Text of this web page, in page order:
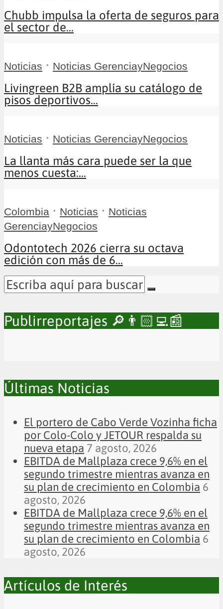
Chubb impulsa la oferta de seguros para
el sector de...
Noticias • Noticias GerenciayNegocios
Livingreen B2B amplía su catálogo de
pisos deportivos...
Noticias • Noticias GerenciayNegocios
La llanta más cara puede ser la que
menos cuesta:...
Colombia • Noticias • Noticias
GerenciayNegocios
Odontotech 2026 cierra su octava
edición con más de 6...
Publirreportajes 🔎👨🏻‍💻📰
Últimas Noticias
El portero de Cabo Verde Vozinha ficha
por Colo-Colo y JETOUR respalda su
nueva etapa 7 agosto, 2026
EBITDA de Mallplaza crece 9,6% en el
segundo trimestre mientras avanza en
su plan de crecimiento en Colombia 6
agosto, 2026
EBITDA de Mallplaza crece 9,6% en el
segundo trimestre mientras avanza en
su plan de crecimiento en Colombia 6
agosto, 2026
Artículos de Interés